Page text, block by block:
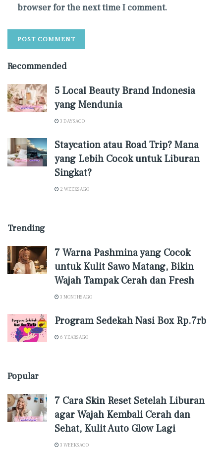
browser for the next time I comment.
Recommended
5 Local Beauty Brand Indonesia
yang Mendunia
3 DAYS AGO
Staycation atau Road Trip? Mana
yang Lebih Cocok untuk Liburan
Singkat?
2 WEEKS AGO
Trending
7 Warna Pashmina yang Cocok
untuk Kulit Sawo Matang, Bikin
Wajah Tampak Cerah dan Fresh
3 MONTHS AGO
Program Sedekah Nasi Box Rp.7rb
6 YEARS AGO
Popular
7 Cara Skin Reset Setelah Liburan
agar Wajah Kembali Cerah dan
Sehat, Kulit Auto Glow Lagi
3 WEEKS AGO